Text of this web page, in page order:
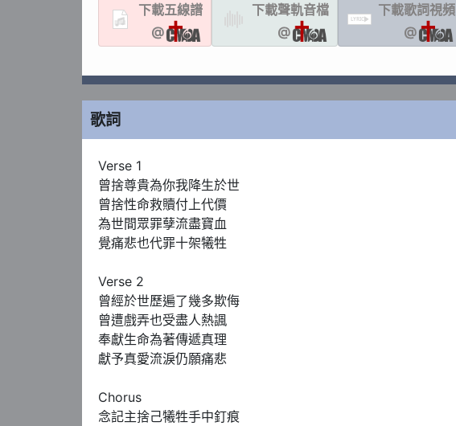
下載五線譜
@
下載聲軌音檔
@
LYRIC
下載歌詞視頻
@
歌詞
Verse 1
曾捨尊貴為你我降生於世
曾捨性命救贖付上代價
為世間眾罪孽流盡寶血
覺痛悲也代罪十架犧牲
Verse 2
曾經於世歷遍了幾多欺侮
曾遭戲弄也受盡人熱諷
奉獻生命為著傳遞真理
獻予真愛流淚仍願痛悲
Chorus
念記主捨己犧牲手中釘痕